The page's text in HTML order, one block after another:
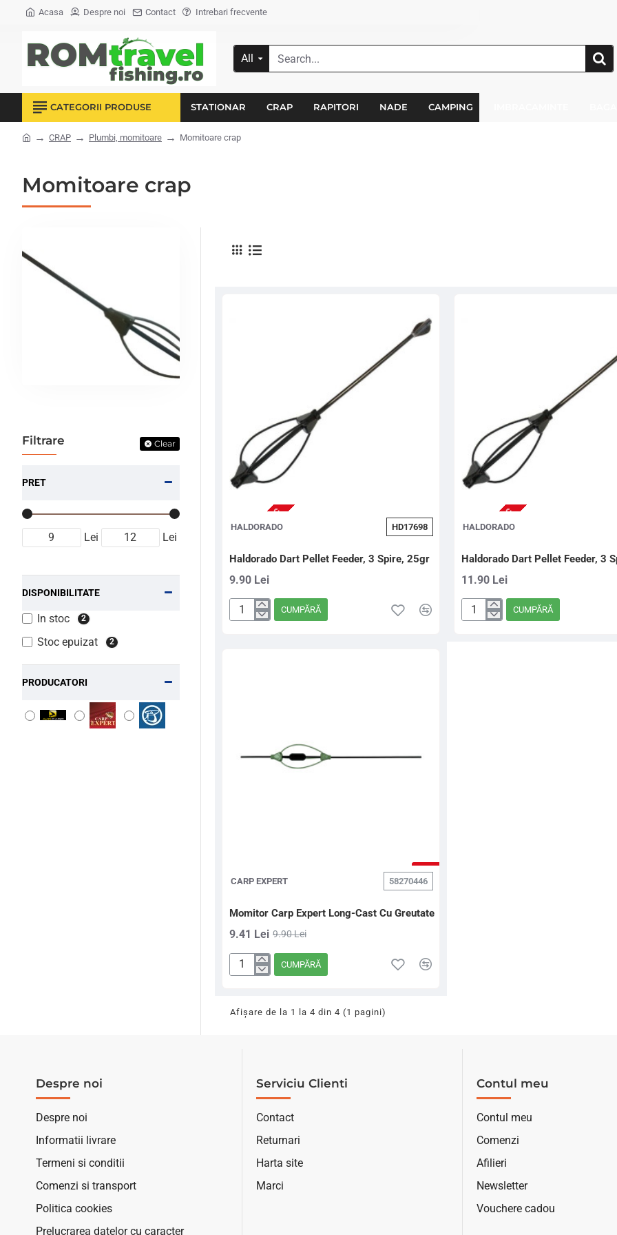
Acasa Despre noi Contact Intrebari frecvente
All
Search...
CATEGORII PRODUSE STATIONAR CRAP RAPITORI NADE CAMPING
Momitoare crap
CRAP Plumbi, momitoare Momitoare crap
Filtrare Clear
PRET
Lei Lei
DISPONIBILITATE
In stoc 2
Stoc epuizat 2
PRODUCATORI
NU ESTE IN STOC
HALDORADO HD17698
Haldorado Dart Pellet Feeder, 3 Spire, 25gr
9.90 Lei
Haldorado
CUMPĂRĂ
NU ESTE IN STOC
HALDORADO
Haldorado Dart Pellet Feeder, 3
11.90 Lei
Haldorado
CUMPĂRĂ
CARP EXPERT 58270446
Momitor Carp Expert Long-Cast Cu Greutate
9.41 Lei 9.90 Lei
Momitor
Long-
CUMPĂRĂ
Afişare de la 1 la 4 din 4 (1 pagini)
Despre noi
Despre noi
Informatii livrare
Termeni si conditii
Comenzi si transport
Politica cookies
Prelucrarea datelor cu caracter
Serviciu Clienti
Contact
Returnari
Harta site
Marci
Contul meu
Contul meu
Comenzi
Afilieri
Newsletter
Vouchere cadou